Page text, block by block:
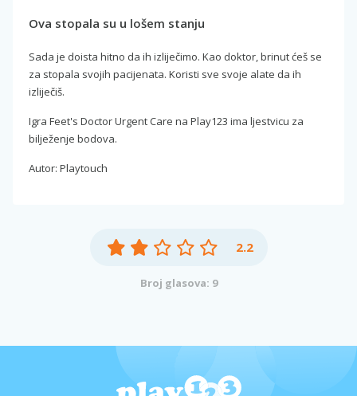
Ova stopala su u lošem stanju
Sada je doista hitno da ih izliječimo. Kao doktor, brinut ćeš se
za stopala svojih pacijenata. Koristi sve svoje alate da ih
izliječiš.
Igra Feet's Doctor Urgent Care na Play123 ima ljestvicu za
bilježenje bodova.
Autor: Playtouch
2.2
Broj glasova: 9